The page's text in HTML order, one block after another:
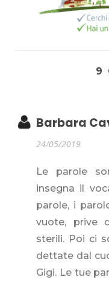
9
Barbara
24/05/2019
Le parole
insegna il
parole, i
vuote, prive
sterili. Poi ci
dettate dal
Gigi. Le tue